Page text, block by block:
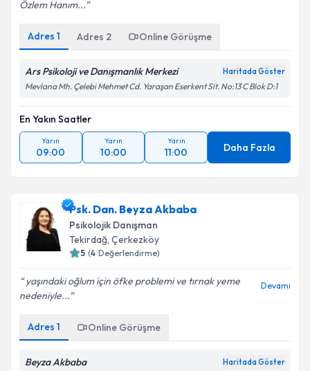
Özlem Hanım...
Adres 1 Adres 2 Online Görüşme
Ars Psikoloji ve Danışmanlık Merkezi Haritada Göster
Mevlana Mh. Çelebi Mehmet Cd. Yaraşan Eserkent Sit. No:13 C Blok D:1
En Yakın Saatler
Yarın
09:00
Yarın
10:00
Yarın
11:00 Daha Fazla
Psk. Dan. Beyza Akbaba
Psikolojik Danışman
Tekirdağ, Çerkezköy
5 (4 Değerlendirme)
yaşındaki oğlum için öfke problemi ve tırnak yeme
nedeniyle...
Devamı
Adres 1 Online Görüşme
Beyza Akbaba Haritada Göster